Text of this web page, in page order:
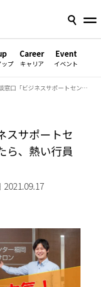
ップ
Career
キャリア
Event
イベント
創業相談窓口「ビジネスサポートセンター」にお邪魔したら、熱い行員がいた話
スサポートセ
ら、熱い行員